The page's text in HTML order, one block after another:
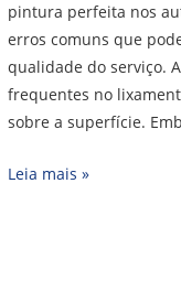
pintura perfeita nos
erros comuns que
qualidade do serviço.
frequentes no
sobre a superfície.
Leia mais »